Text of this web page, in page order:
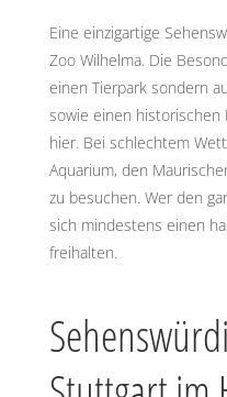
Eine einzigartige
Zoo Wilhelma. Die
einen Tierpark sondern
sowie einen historischen
hier. Bei schlechtem
Aquarium, den
zu besuchen. Wer den
sich mindestens einen
freihalten.